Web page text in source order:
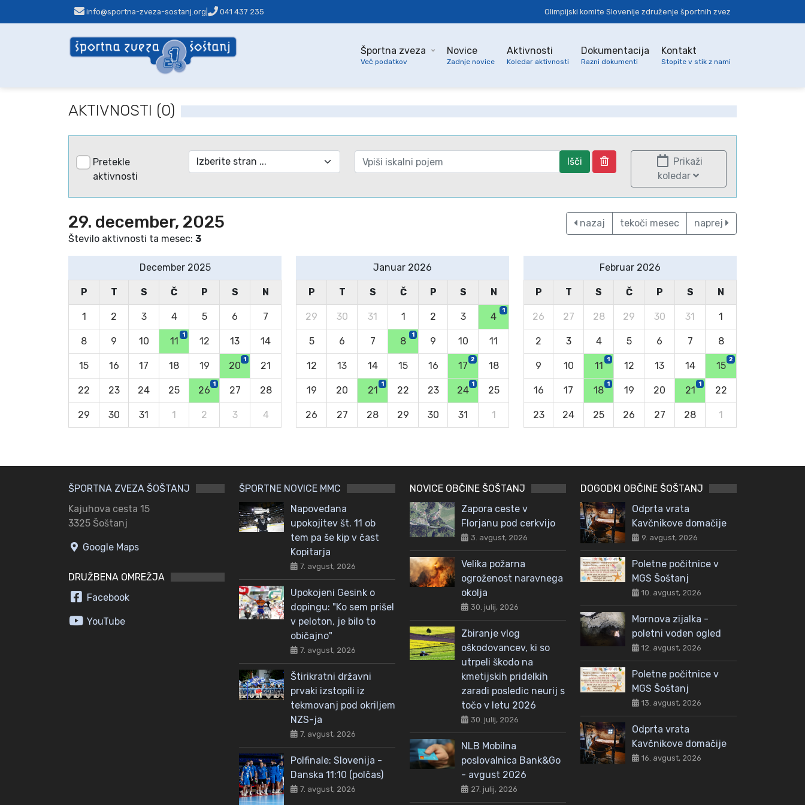
info@sportna-zveza-sostanj.org 041 437 235 Olimpijski komite Slovenije združenje športnih zvez
Športna zveza
Več podatkov
Novice
Zadnje novice
Aktivnosti
Koledar aktivnosti
Dokumentacija
Razni dokumenti
Kontakt
Stopite v stik z nami
AKTIVNOSTI (0)
Pretekle
aktivnosti
Išči
Prikaži
koledar
29. december, 2025
Število aktivnosti ta mesec: 3
nazaj tekoči mesec naprej
December 2025
P T S Č P S N
1 2 3 4 5 6 7
8 9 10 11
1
12 13 14
15 16 17 18 19 20
1
21
22 23 24 25 26
1
27 28
29 30 31 1 2 3 4
Januar 2026
P T S Č P S N
29 30 31 1 2 3 4
1
5 6 7 8
1
9 10 11
12 13 14 15 16 17
2
18
19 20 21
1
22 23 24
1
25
26 27 28 29 30 31 1
Februar 2026
P T S Č P S N
26 27 28 29 30 31 1
2 3 4 5 6 7 8
9 10 11
1
12 13 14 15
2
16 17 18
1
19 20 21
1
22
23 24 25 26 27 28 1
ŠPORTNA ZVEZA ŠOŠTANJ
Kajuhova cesta 15
3325 Šoštanj
Google Maps
DRUŽBENA OMREŽJA
Facebook
YouTube
ŠPORTNE NOVICE MMC
Napovedana
upokojitev št. 11 ob
tem pa še kip v čast
Kopitarja
7. avgust, 2026
Upokojeni Gesink o
dopingu: "Ko sem prišel
v peloton, je bilo to
običajno"
7. avgust, 2026
Štirikratni državni
prvaki izstopili iz
tekmovanj pod okriljem
NZS-ja
7. avgust, 2026
Polfinale: Slovenija -
Danska 11:10 (polčas)
7. avgust, 2026
NOVICE OBČINE ŠOŠTANJ
Zapora ceste v
Florjanu pod cerkvijo
3. avgust, 2026
Velika požarna
ogroženost naravnega
okolja
30. julij, 2026
Zbiranje vlog
oškodovancev, ki so
utrpeli škodo na
kmetijskih pridelkih
zaradi posledic neurij s
točo v letu 2026
30. julij, 2026
NLB Mobilna
poslovalnica Bank&Go
- avgust 2026
27. julij, 2026
DOGODKI OBČINE ŠOŠTANJ
Odprta vrata
Kavčnikove domačije
9. avgust, 2026
Poletne počitnice v
MGS Šoštanj
10. avgust, 2026
Mornova zijalka -
poletni voden ogled
12. avgust, 2026
Poletne počitnice v
MGS Šoštanj
13. avgust, 2026
Odprta vrata
Kavčnikove domačije
16. avgust, 2026